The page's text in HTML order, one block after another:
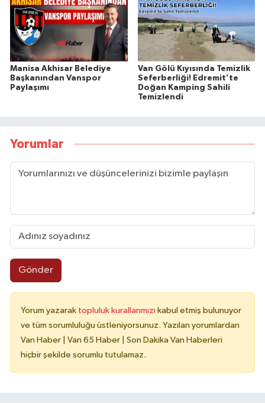
Manisa Akhisar Belediye
Başkanından Vanspor
Paylaşımı
Van Gölü Kıyısında Temizlik
Seferberliği! Edremit’te
Doğan Kamping Sahili
Temizlendi
Yorumlar
Gönder
Yorum yazarak topluluk kurallarımızı kabul etmiş bulunuyor
ve tüm sorumluluğu üstleniyorsunuz. Yazılan yorumlardan
Van Haber | Van 65 Haber | Son Dakika Van Haberleri
hiçbir şekilde sorumlu tutulamaz.